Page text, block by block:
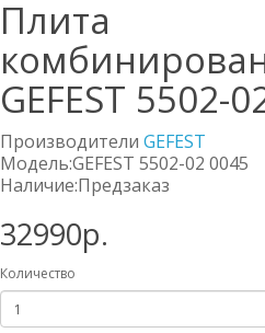
Плита
GEFEST 5502-
Производители GEFEST
Модель:GEFEST 5502-02 0045
Наличие:Предзаказ
32990р.
Количество